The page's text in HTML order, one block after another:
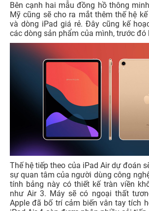
Bên cạnh hai mẫu đồng hồ thông
Mỹ cũng sẽ cho ra mắt thêm thế hệ
và dòng iPad giá rẻ. Đây cũng kế
các dòng sản phẩm của mình, trước đó
Thế hệ tiếp theo của iPad Air dự đoán
sự quan tâm của người dùng công
tính bảng này có thiết kế tràn viền
như Air 3. Máy sẽ có ngoại thất
Apple đã bố trí cảm biến vân tay tích